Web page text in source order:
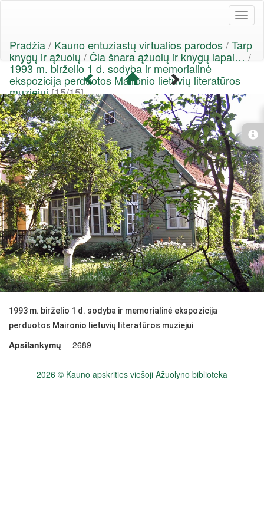
Pradžia/ Kauno entuziastų virtualios parodos/Tarp
knygų ir ąžuolų /Čia šnara ąžuolų ir knygų lapai…/
1993 m. birželio 1 d. sodyba ir memorialinė
ekspozicija perduotos Maironio lietuvių literatūros
muziejui[15/15]
1993 m. birželio 1 d. sodyba ir memorialinė ekspozicija
perduotos Maironio lietuvių literatūros muziejui
Apsilankymų 2689
2026 © Kauno apskrities viešoji Ažuolyno biblioteka